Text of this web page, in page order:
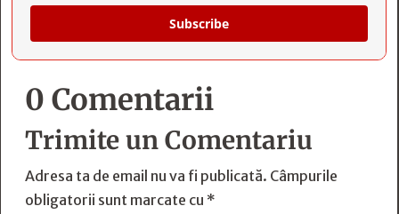
Subscribe
0 Comentarii
Trimite un Comentariu
Adresa ta de email nu va fi publicată. Câmpurile
obligatorii sunt marcate cu *